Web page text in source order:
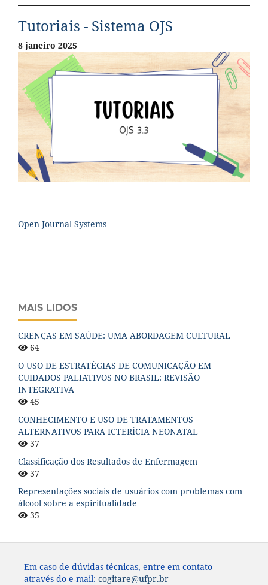
Tutoriais - Sistema OJS
8 janeiro 2025
Open Journal Systems
MAIS LIDOS
CRENÇAS EM SAÚDE: UMA ABORDAGEM CULTURAL
64
O USO DE ESTRATÉGIAS DE COMUNICAÇÃO EM
CUIDADOS PALIATIVOS NO BRASIL: REVISÃO
INTEGRATIVA
45
CONHECIMENTO E USO DE TRATAMENTOS
ALTERNATIVOS PARA ICTERÍCIA NEONATAL
37
Classificação dos Resultados de Enfermagem
37
Representações sociais de usuários com problemas com
álcool sobre a espiritualidade
35
Em caso de dúvidas técnicas, entre em contato
através do e-mail: cogitare@ufpr.br